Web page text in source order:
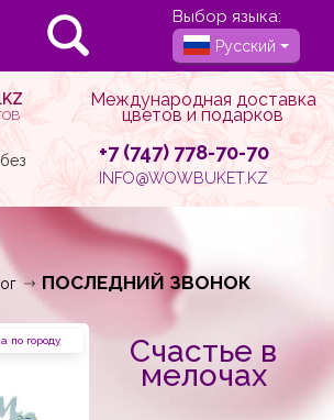
Выбор языка:
Русский
Международная доставка
цветов и подарков
+7 (747) 778-70-70
INFO@WOWBUKET.KZ
ПОСЛЕДНИЙ ЗВОНОК
по городу Счастье в
мелочах